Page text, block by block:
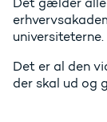
Det gælder
universiteterne.
Det er al den
der skal ud og